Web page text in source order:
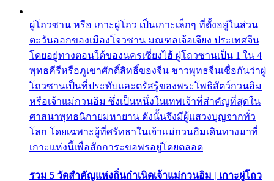
ผู่โถวซาน หรือ เกาะผู่โถว เป็นเกาะเล็กๆ ที่ตั้งอยู่ในส่วน
ตะวันออกของเมืองโจวซาน มณฑลเจ้อเจียง ประเทศจีน
โดยอยู่ทางตอนใต้ของนครเซี่ยงไฮ้ ผู่โถวซานเป็น 1 ใน 4
พุทธคีรีหรือภูเขาศักดิ์สิทธิ์ของจีน ชาวพุทธจีนเชื่อกันว่าผู่
โถวซานเป็นที่ประทับและตรัสรู้ของพระโพธิสัตว์กวนอิม
หรือเจ้าแม่กวนอิม ซึ่งเป็นหนึ่งในเทพเจ้าที่สำคัญที่สุดใน
ศาสนาพุทธนิกายมหายาน ดังนั้นจึงมีผู้แสวงบุญจากทั่ว
โลก โดยเฉพาะผู้ที่ศรัทธาในเจ้าแม่กวนอิมเดินทางมาที่
เกาะแห่งนี้เพื่อสักการะขอพรอยู่โดยตลอด
รวม 5 วัดสำคัญแห่งถิ่นกำเนิดเจ้าแม่กวนอิม | เกาะผู่โถว